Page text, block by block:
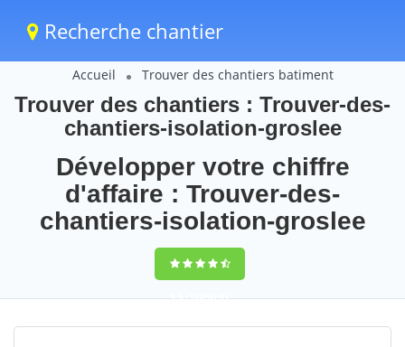
Recherche chantier
Accueil Trouver des chantiers batiment
Trouver des chantiers : Trouver-des-
chantiers-isolation-groslee
Développer votre chiffre
d'affaire : Trouver-des-
chantiers-isolation-groslee
9,5(100%)91
votes